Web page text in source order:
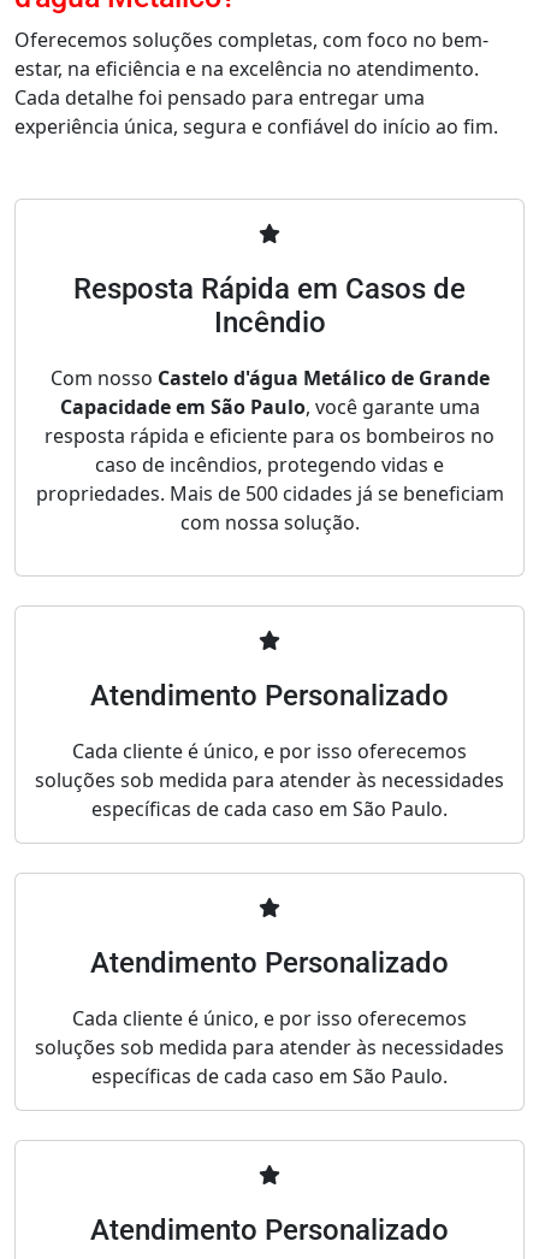
Oferecemos soluções completas, com foco no bem-
estar, na eficiência e na excelência no atendimento.
Cada detalhe foi pensado para entregar uma
experiência única, segura e confiável do início ao fim.
Resposta Rápida em Casos de
Incêndio
Com nosso Castelo d'água Metálico de Grande
Capacidade em São Paulo, você garante uma
resposta rápida e eficiente para os bombeiros no
caso de incêndios, protegendo vidas e
propriedades. Mais de 500 cidades já se beneficiam
com nossa solução.
Atendimento Personalizado
Cada cliente é único, e por isso oferecemos
soluções sob medida para atender às necessidades
específicas de cada caso em São Paulo.
Atendimento Personalizado
Cada cliente é único, e por isso oferecemos
soluções sob medida para atender às necessidades
específicas de cada caso em São Paulo.
Atendimento Personalizado